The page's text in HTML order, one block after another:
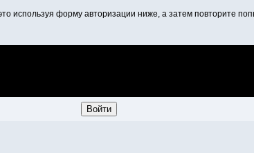
используя форму авторизации ниже, а затем повторите